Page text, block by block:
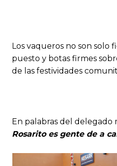
Los vaqueros no son solo
puesto y botas firmes
de las festividades
En palabras del delegado
Rosarito es gente de a